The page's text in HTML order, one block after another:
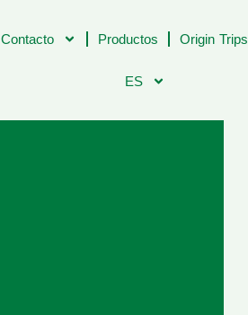
Contacto Productos Origin Trips
ES